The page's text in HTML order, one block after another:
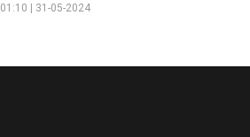
01:10 | 31-05-2024